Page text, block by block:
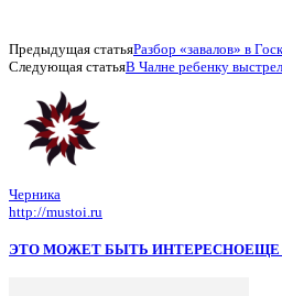
Предыдущая статьяРазбор «завалов» в
Следующая статьяВ Чалне ребенку
Черника
http://mustoi.ru
ЭТО МОЖЕТ БЫТЬ ИНТЕРЕСНОЕЩЕ